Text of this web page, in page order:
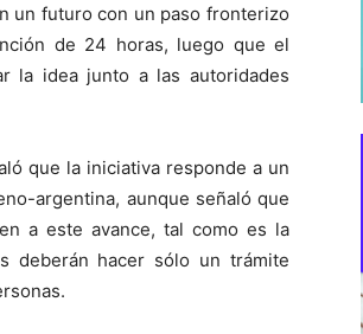
un futuro con un paso fronterizo
de 24 horas, luego que el
la idea junto a las autoridades
que la iniciativa responde a un
argentina, aunque señaló que
a este avance, tal como es la
deberán hacer sólo un trámite